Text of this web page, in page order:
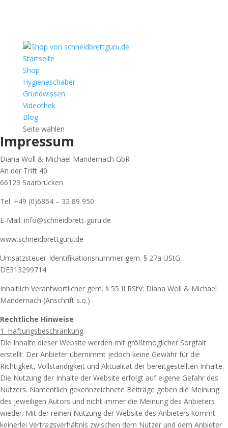
Startseite
Shop
Hygieneschaber
Grundwissen
Videothek
Blog
Seite wählen
Impressum
Diana Woll & Michael Mandernach GbR
An der Trift 40
66123 Saarbrücken
Tel: +49 (0)6854 – 32 89 950
E-Mail: info@schneidbrett-guru.de
www.schneidbrettguru.de
Umsatzsteuer-Identifikationsnummer gem. § 27a UStG:
DE313299714
Inhaltlich Verantwortlicher gem. § 55 II RStV: Diana Woll & Michael
Mandernach (Anschrift s.o.)
Rechtliche Hinweise
1. Haftungsbeschränkung
Die Inhalte dieser Website werden mit größtmöglicher Sorgfalt
erstellt. Der Anbieter übernimmt jedoch keine Gewähr für die
Richtigkeit, Vollständigkeit und Aktualität der bereitgestellten Inhalte.
Die Nutzung der Inhalte der Website erfolgt auf eigene Gefahr des
Nutzers. Namentlich gekennzeichnete Beiträge geben die Meinung
des jeweiligen Autors und nicht immer die Meinung des Anbieters
wieder. Mit der reinen Nutzung der Website des Anbieters kommt
keinerlei Vertragsverhältnis zwischen dem Nutzer und dem Anbieter